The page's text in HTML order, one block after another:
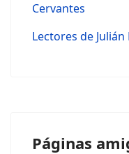
Cervantes
Lectores de
Páginas